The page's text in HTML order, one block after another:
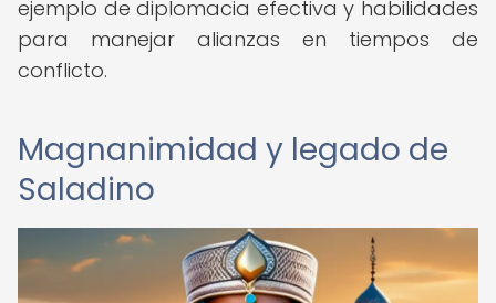
ejemplo de diplomacia efectiva y habilidades
para manejar alianzas en tiempos de
conflicto.
Magnanimidad y legado de
Saladino